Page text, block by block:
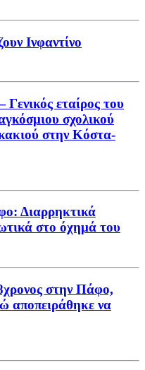
Ινφαντίνο
εταίρος του
σχολικού
στην Κόστα-
Διαρρηκτικά
στο όχημά του
στην Πάφο,
αποπειράθηκε να